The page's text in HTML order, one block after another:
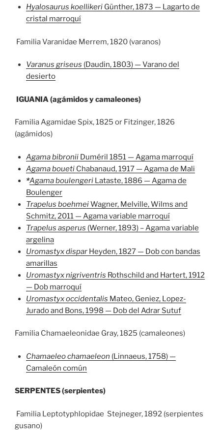
Hyalosaurus koellikeri Günther, 1873 — Lagarto de
cristal marroquí
Familia Varanidae Merrem, 1820 (varanos)
Varanus griseus (Daudin, 1803) — Varano del
desierto
IGUANIA (agámidos y camaleones)
Familia Agamidae Spix, 1825 or Fitzinger, 1826
(agámidos)
Agama bibronii Duméril 1851 — Agama marroquí
Agama boueti Chabanaud, 1917 — Agama de Mali
*Agama boulengeri Lataste, 1886 — Agama de
Boulenger
Trapelus boehmeiWagner, Melville, Wilms and
Schmitz, 2011 — Agama variable marroquí
Trapelus asperus (Werner, 1893) – Agama variable
argelina
Uromastyx disparHeyden, 1827 — Dob con bandas
amarillas
Uromastyx nigriventris Rothschild and Hartert, 1912
— Dob marroquí
Uromastyx occidentalis Mateo, Geniez, Lopez-
Jurado and Bons, 1998 — Dob del Adrar Sutuf
Familia Chamaeleonidae Gray, 1825 (camaleones)
Chamaeleo chamaeleon (Linnaeus, 1758) —
Camaleón común
SERPENTES (serpientes)
Familia Leptotyphlopidae Stejneger, 1892 (serpientes
gusano)